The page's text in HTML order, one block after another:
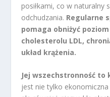
posiłkami, co w naturalny
odchudzania. Regularne
pomaga obniżyć
cholesterolu LDL,
układ krążenia.
Jej wszechstronność to
jest nie tylko